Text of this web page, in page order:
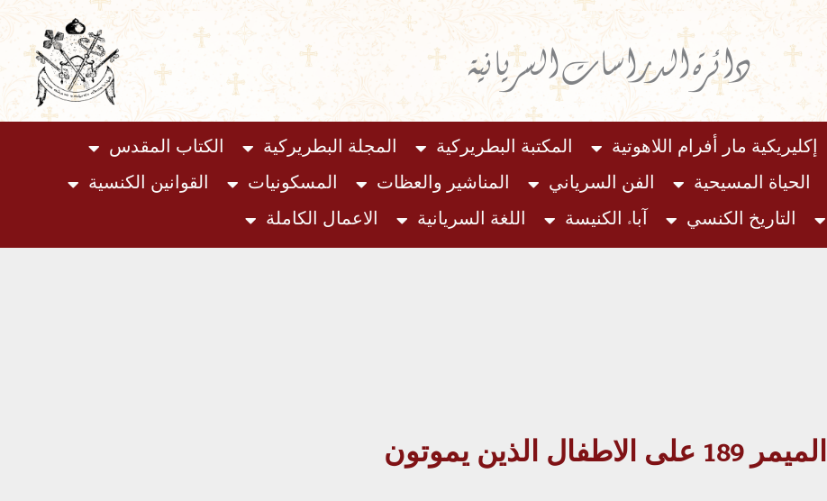
دائرة الدراسات السريانية
إكليريكية مار أفرام اللاهوتية المكتبة البطريركية المجلة البطريركية
الكتاب المقدس
الحياة المسيحية الفن السرياني المناشير والعظات المسكونيات
القوانين الكنسية
التاريخ الكنسي آباء الكنيسة اللغة السريانية الاعمال الكاملة
الميمر 189 على الاطفال الذين يموتون